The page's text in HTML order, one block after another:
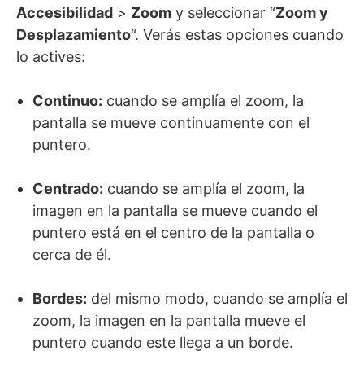
Accesibilidad > Zoom y seleccionar “Zoom y
Desplazamiento“. Verás estas opciones cuando
lo actives:
Continuo: cuando se amplía el zoom, la
pantalla se mueve continuamente con el
puntero.
Centrado: cuando se amplía el zoom, la
imagen en la pantalla se mueve cuando el
puntero está en el centro de la pantalla o
cerca de él.
Bordes: del mismo modo, cuando se amplía el
zoom, la imagen en la pantalla mueve el
puntero cuando este llega a un borde.